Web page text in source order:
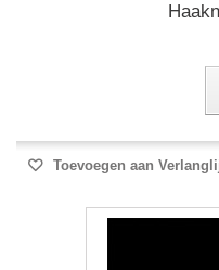
Toevoegen aan